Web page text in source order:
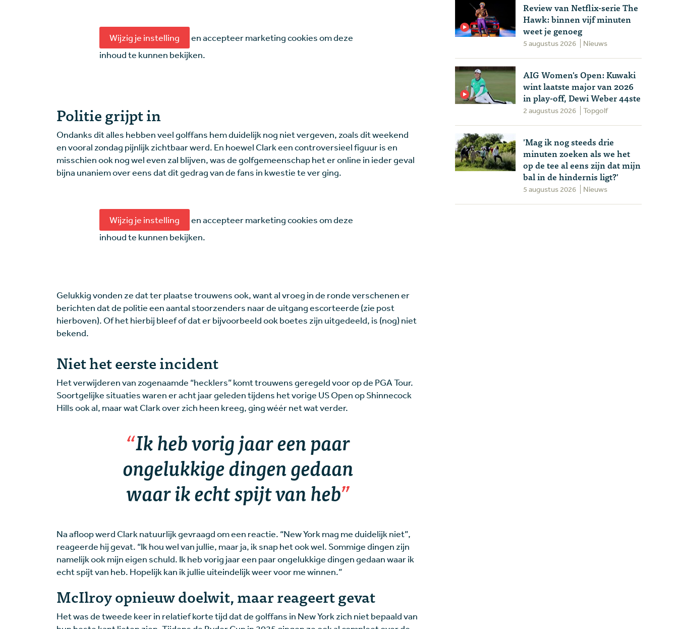
Wijzig je instelling
en accepteer marketing cookies om deze
inhoud te kunnen bekijken.
Politie grijpt in
Ondanks dit alles hebben veel golffans hem duidelijk nog niet vergeven, zoals dit weekend
en vooral zondag pijnlijk zichtbaar werd. En hoewel Clark een controversieel figuur is en
misschien ook nog wel even zal blijven, was de golfgemeenschap het er online in ieder geval
bijna unaniem over eens dat dit gedrag van de fans in kwestie te ver ging.
Wijzig je instelling
en accepteer marketing cookies om deze
inhoud te kunnen bekijken.
Gelukkig vonden ze dat ter plaatse trouwens ook, want al vroeg in de ronde verschenen er
berichten dat de politie een aantal stoorzenders naar de uitgang escorteerde (zie post
hierboven). Of het hierbij bleef of dat er bijvoorbeeld ook boetes zijn uitgedeeld, is (nog) niet
bekend.
Niet het eerste incident
Het verwijderen van zogenaamde “hecklers” komt trouwens geregeld voor op de PGA Tour.
Soortgelijke situaties waren er acht jaar geleden tijdens het vorige US Open op Shinnecock
Hills ook al, maar wat Clark over zich heen kreeg, ging wéér net wat verder.
Ik heb vorig jaar een paar
ongelukkige dingen gedaan
waar ik echt spijt van heb
Na afloop werd Clark natuurlijk gevraagd om een reactie. “New York mag me duidelijk niet”,
reageerde hij gevat. “Ik hou wel van jullie, maar ja, ik snap het ook wel. Sommige dingen zijn
namelijk ook mijn eigen schuld. Ik heb vorig jaar een paar ongelukkige dingen gedaan waar ik
echt spijt van heb. Hopelijk kan ik jullie uiteindelijk weer voor me winnen.”
McIlroy opnieuw doelwit, maar reageert gevat
Het was de tweede keer in relatief korte tijd dat de golffans in New York zich niet bepaald van
Review van Netflix-serie The
Hawk: binnen vijf minuten
weet je genoeg
5 augustus 2026 Nieuws
AIG Women's Open: Kuwaki
wint laatste major van 2026
in play-off, Dewi Weber 44ste
2 augustus 2026 Topgolf
'Mag ik nog steeds drie
minuten zoeken als we het
op de tee al eens zijn dat mijn
bal in de hindernis ligt?'
5 augustus 2026 Nieuws